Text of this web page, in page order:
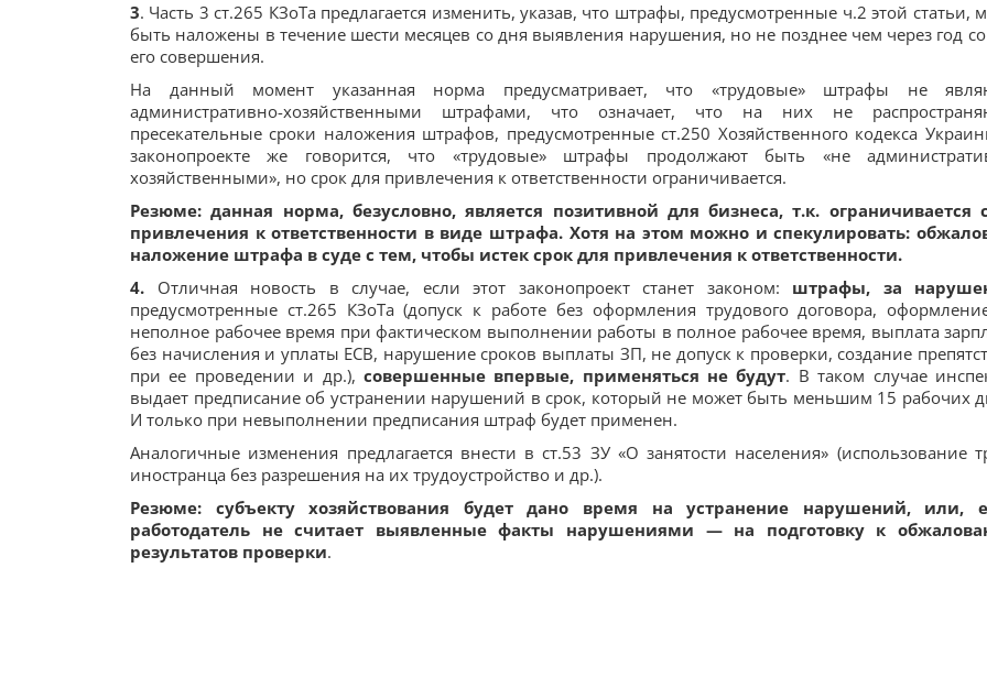
3. Часть 3 ст.265 КЗоТа предлагается изменить, указав, что штрафы, предусмотренные ч.2 этой статьи,
быть наложены в течение шести месяцев со дня выявления нарушения, но не позднее чем через год
его совершения.
На данный момент указанная норма предусматривает, что «трудовые» штрафы не
административно-хозяйственными штрафами, что означает, что на них не
пресекательные сроки наложения штрафов, предусмотренные ст.250 Хозяйственного кодекса
законопроекте же говорится, что «трудовые» штрафы продолжают быть «не
хозяйственными», но срок для привлечения к ответственности ограничивается.
Резюме: данная норма, безусловно, является позитивной для бизнеса, т.к. ограничивается
привлечения к ответственности в виде штрафа. Хотя на этом можно и спекулировать:
наложение штрафа в суде с тем, чтобы истек срок для привлечения к ответственности.
4. Отличная новость в случае, если этот законопроект станет законом: штрафы, за
предусмотренные ст.265 КЗоТа (допуск к работе без оформления трудового договора,
неполное рабочее время при фактическом выполнении работы в полное рабочее время, выплата
без начисления и уплаты ЕСВ, нарушение сроков выплаты ЗП, не допуск к проверки, создание
при ее проведении и др.), совершенные впервые, применяться не будут. В таком случае
выдает предписание об устранении нарушений в срок, который не может быть меньшим 15 рабочих
И только при невыполнении предписания штраф будет применен.
Аналогичные изменения предлагается внести в ст.53 ЗУ «О занятости населения» (использование
иностранца без разрешения на их трудоустройство и др.).
Резюме: субъекту хозяйствования будет дано время на устранение нарушений, или,
работодатель не считает выявленные факты нарушениями — на подготовку к
результатов проверки.